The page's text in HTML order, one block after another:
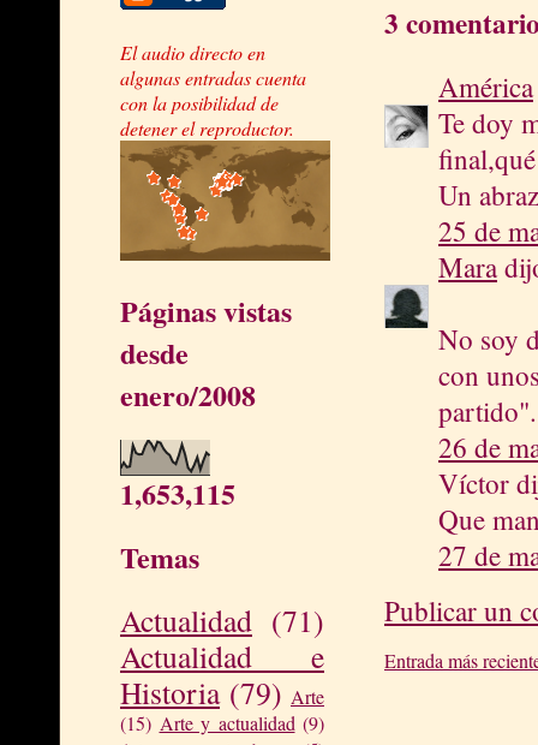
El audio directo en
algunas entradas cuenta
con la posibilidad de
detener el reproductor.
Páginas vistas
desde
enero/2008
1,653,115
Temas
Actualidad (71)
Actualidad e
Historia (79) Arte
(15) Arte y actualidad (9)
3
América
Te doy
Un
25 de
Mara
No soy
con
26 de
Víctor
Que
27 de
Publicar un
Entrada más